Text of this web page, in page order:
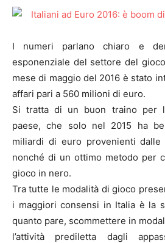
I numeri parlano chiaro e
esponenziale del settore del
mese di maggio del 2016 è stato
affari pari a 560 milioni di euro.
Si tratta di un buon traino per
paese, che solo nel 2015 ha
miliardi di euro provenienti dalle
nonché di un ottimo metodo per
gioco in nero.
Tra tutte le modalità di gioco
i maggiori consensi in Italia è la
quanto pare, scommettere in
l’attività prediletta dagli